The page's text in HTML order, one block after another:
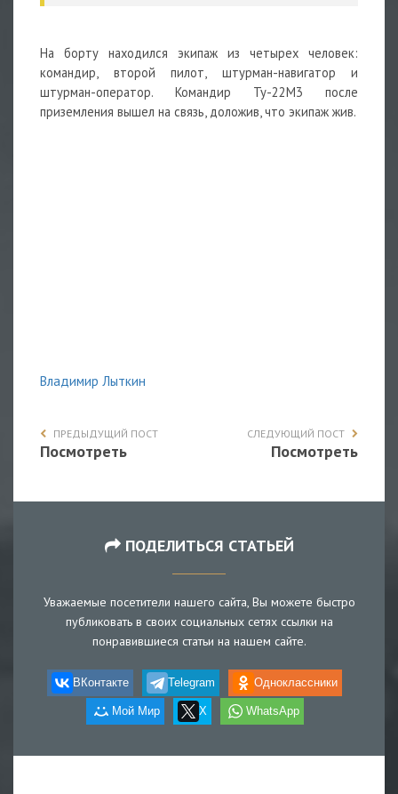
На борту находился экипаж из четырех человек:
командир, второй пилот, штурман-навигатор и
штурман-оператор. Командир Ту-22М3 после
приземления вышел на связь, доложив, что экипаж жив.
Владимир Лыткин
ПРЕДЫДУЩИЙ ПОСТ
Посмотреть
СЛЕДУЮЩИЙ ПОСТ
Посмотреть
ПОДЕЛИТЬСЯ СТАТЬЕЙ
Уважаемые посетители нашего сайта, Вы можете быстро
публиковать в своих социальных сетях ссылки на
понравившиеся статьи на нашем сайте.
ВКонтакте Telegram Одноклассники
Мой Мир X WhatsApp